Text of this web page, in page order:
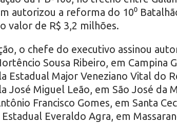
autorizou a reforma do 10⁰
valor de R$ 3,2 milhões.
o chefe do executivo assinou
Sousa Ribeiro, em Campina
Estadual Major Veneziano Vital do
José Miguel Leão, em São José da
Francisco Gomes, em Santa
Everaldo Agra, em